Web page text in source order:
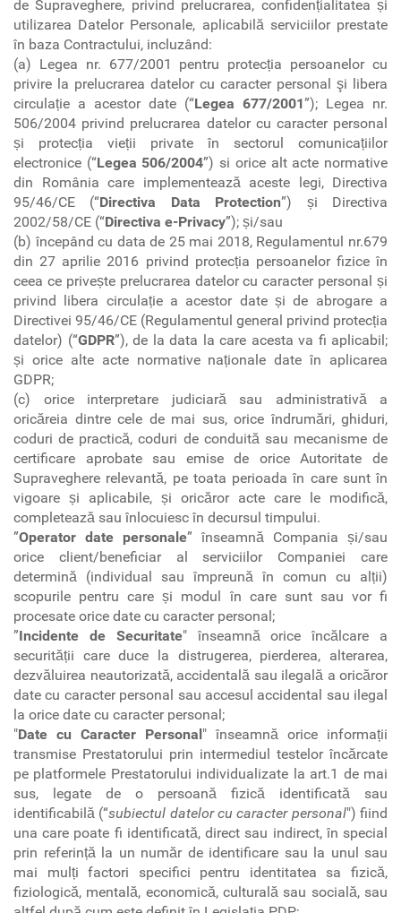
de Supraveghere, privind prelucrarea, confidențialitatea și
utilizarea Datelor Personale, aplicabilă serviciilor prestate
în baza Contractului, incluzând:
(a) Legea nr. 677/2001 pentru protecția persoanelor cu
privire la prelucrarea datelor cu caracter personal şi libera
circulație a acestor date (“Legea 677/2001”); Legea nr.
506/2004 privind prelucrarea datelor cu caracter personal
și protecția vieții private în sectorul comunicațiilor
electronice (“Legea 506/2004”) si orice alt acte normative
din România care implementează aceste legi, Directiva
95/46/CE (“Directiva Data Protection”) și Directiva
2002/58/CE (“Directiva e-Privacy”); și/sau
(b) începând cu data de 25 mai 2018, Regulamentul nr.679
din 27 aprilie 2016 privind protecția persoanelor fizice în
ceea ce privește prelucrarea datelor cu caracter personal și
privind libera circulație a acestor date și de abrogare a
Directivei 95/46/CE (Regulamentul general privind protecția
datelor) (“GDPR”), de la data la care acesta va fi aplicabil;
și orice alte acte normative naționale date în aplicarea
GDPR;
(c) orice interpretare judiciară sau administrativă a
oricăreia dintre cele de mai sus, orice îndrumări, ghiduri,
coduri de practică, coduri de conduită sau mecanisme de
certificare aprobate sau emise de orice Autoritate de
Supraveghere relevantă, pe toata perioada în care sunt în
vigoare și aplicabile, și oricăror acte care le modifică,
completează sau înlocuiesc în decursul timpului.
”Operator date personale” înseamnă Compania și/sau
orice client/beneficiar al serviciilor Companiei care
determină (individual sau împreună în comun cu alții)
scopurile pentru care și modul în care sunt sau vor fi
procesate orice date cu caracter personal;
”Incidente de Securitate" înseamnă orice încălcare a
securității care duce la distrugerea, pierderea, alterarea,
dezvăluirea neautorizată, accidentală sau ilegală a oricăror
date cu caracter personal sau accesul accidental sau ilegal
la orice date cu caracter personal;
"Date cu Caracter Personal" înseamnă orice informații
transmise Prestatorului prin intermediul testelor încărcate
pe platformele Prestatorului individualizate la art.1 de mai
sus, legate de o persoană fizică identificată sau
identificabilă (“subiectul datelor cu caracter personal") fiind
una care poate fi identificată, direct sau indirect, în special
prin referință la un număr de identificare sau la unul sau
mai mulți factori specifici pentru identitatea sa fizică,
fiziologică, mentală, economică, culturală sau socială, sau